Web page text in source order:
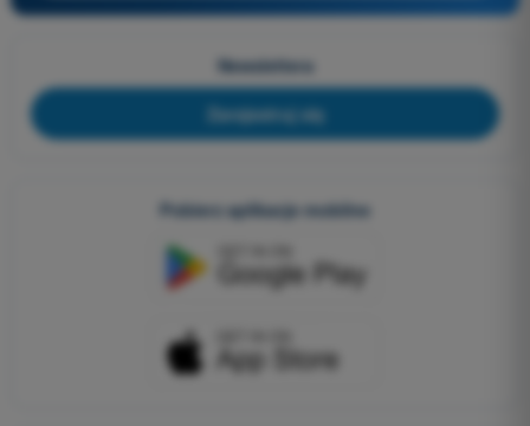
Newslettera
Zarejestruj się
Pobierz aplikacje mobilne